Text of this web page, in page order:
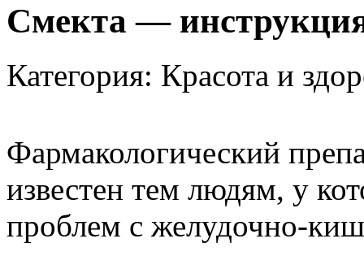
Смекта —
Категория: Красота и
Фармакологический
известен тем людям, у
проблем с желудочно-